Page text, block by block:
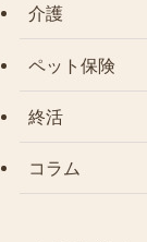
介護
ペット保険
終活
コラム